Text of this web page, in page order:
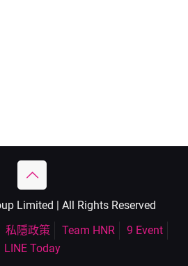
Limited | All Rights Reserved
私隱政策 Team HNR
9 Event
LINE Today